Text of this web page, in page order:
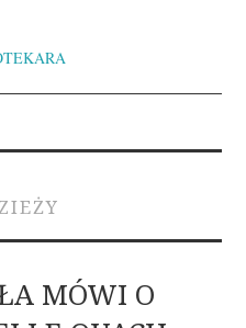
MÓWI O